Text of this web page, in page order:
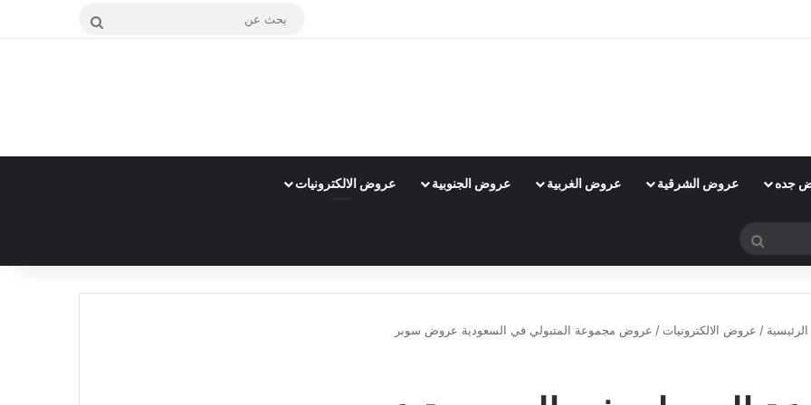
بحث
جده عروض الشرقية عروض الغربية عروض الجنوبية عروض الالكترونيات
بحث
الرئيسية / عروض الالكترونيات / عروض مجموعة المتبولي في السعودية عروض سوبر